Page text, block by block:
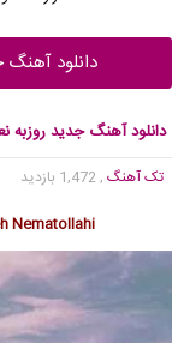
دانلود
دانلود آهنگ جدید روزبه
تک آهنگ , 1,472 بازدید
Nematollahi